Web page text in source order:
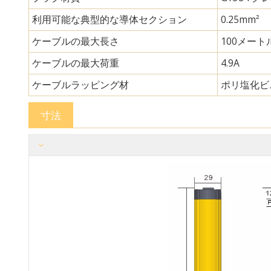
利用可能な典型的な導体セクション
0.25mm²
ケーブルの最大長さ
100メート
ケーブルの最大荷重
4.9A
ケーブルラッピング材
ポリ塩化
寸法